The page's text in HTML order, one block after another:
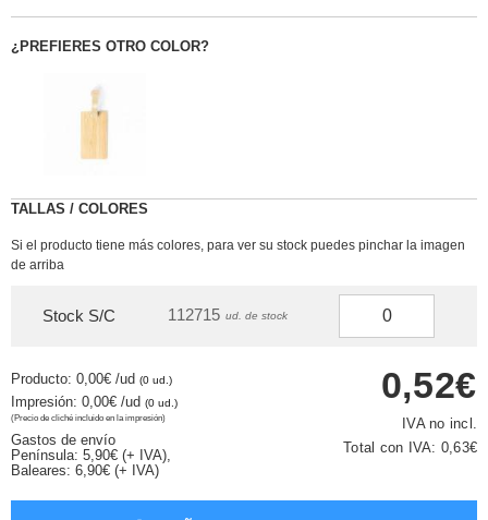
¿PREFIERES OTRO COLOR?
TALLAS / COLORES
Si el producto tiene más colores, para ver su stock puedes pinchar la imagen
de arriba
Stock S/C 112715 ud. de stock
Producto: 0,00€ /ud (0 ud.)
Impresión: 0,00€ /ud (0 ud.)
(Precio de cliché incluido en la impresión)
Gastos de envío
Península: 5,90€ (+ IVA),
Baleares: 6,90€ (+ IVA)
0,52€
IVA no incl.
Total con IVA: 0,63€